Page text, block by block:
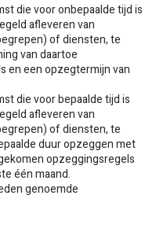
die voor onbepaalde tijd is
afleveren van
of diensten, te
van daartoe
en een opzegtermijn van
die voor bepaalde tijd is
afleveren van
of diensten, te
duur opzeggen met
opzeggingsregels
één maand.
genoemde